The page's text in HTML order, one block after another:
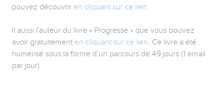
pouvez découvrir en cliquant sur ce lien.
Il aussi l'auteur du livre « Progresse » que vous pouvez
avoir gratuitement en cliquant sur ce lien. Ce livre a été
numérisé sous la forme d’un parcours de 49 jours (1 email
par jour).